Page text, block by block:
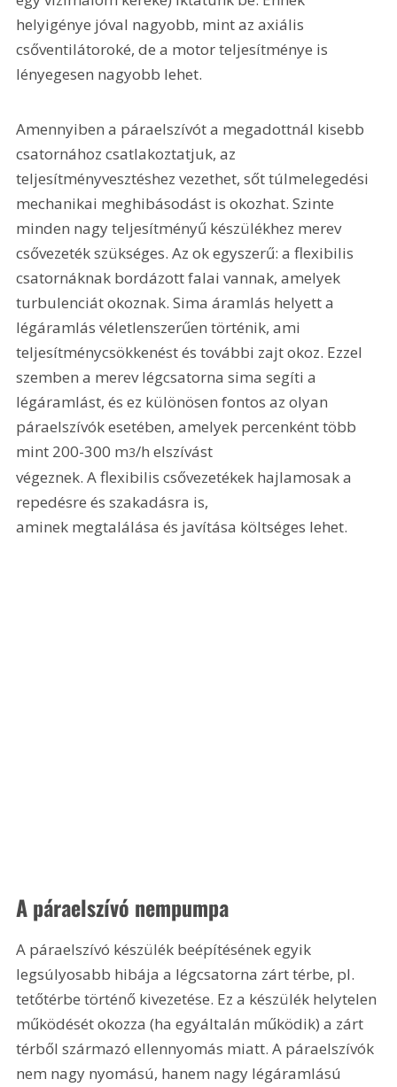
helyigénye jóval nagyobb, mint az axiális
csőventilátoroké, de a motor teljesítménye is
lényegesen nagyobb lehet.
Amennyiben a páraelszívót a megadottnál kisebb
csatornához csatlakoztatjuk, az
teljesítményvesztéshez vezethet, sőt túlmelegedési
mechanikai meghibásodást is okozhat. Szinte
minden nagy teljesítményű készülékhez merev
csővezeték szükséges. Az ok egyszerű: a flexibilis
csatornáknak bordázott falai vannak, amelyek
turbulenciát okoznak. Sima áramlás helyett a
légáramlás véletlenszerűen történik, ami
teljesítménycsökkenést és további zajt okoz. Ezzel
szemben a merev légcsatorna sima segíti a
légáramlást, és ez különösen fontos az olyan
páraelszívók esetében, amelyek percenként több
mint 200-300 m3/h elszívást
végeznek. A flexibilis csővezetékek hajlamosak a
repedésre és szakadásra is,
aminek megtalálása és javítása költséges lehet.
A páraelszívó nempumpa
A páraelszívó készülék beépítésének egyik
legsúlyosabb hibája a légcsatorna zárt térbe, pl.
tetőtérbe történő kivezetése. Ez a készülék helytelen
működését okozza (ha egyáltalán működik) a zárt
térből származó ellennyomás miatt. A páraelszívók
nem nagy nyomású, hanem nagy légáramlású